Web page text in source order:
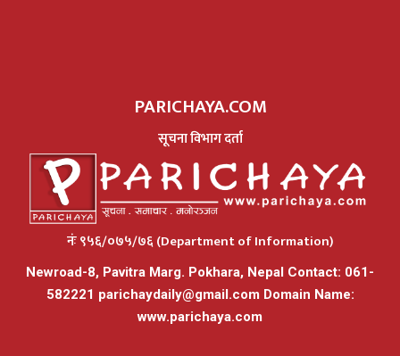
PARICHAYA.COM
सूचना विभाग दर्ता
नंः ९५६/०७५/७६ (Department of Information)
Newroad-8, Pavitra Marg. Pokhara, Nepal Contact: 061-
582221 parichaydaily@gmail.comDomain Name:
www.parichaya.com